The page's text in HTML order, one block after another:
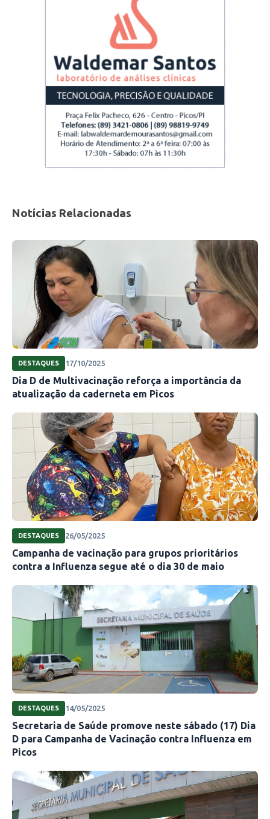
Notícias Relacionadas
DESTAQUES 17/10/2025
Dia D de Multivacinação reforça a importância da
atualização da caderneta em Picos
DESTAQUES 26/05/2025
Campanha de vacinação para grupos prioritários
contra a Influenza segue até o dia 30 de maio
DESTAQUES 14/05/2025
Secretaria de Saúde promove neste sábado (17) Dia
D para Campanha de Vacinação contra Influenza em
Picos